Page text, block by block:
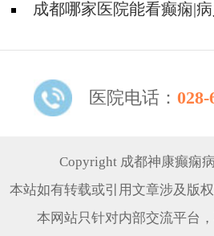
癫痫呢?
成都哪家医院能看癫痫|
医院电话： 028-
Copyright 成都神康癫痫
本站如有转载或引用文章涉及版
本网站只针对内部交流平台，